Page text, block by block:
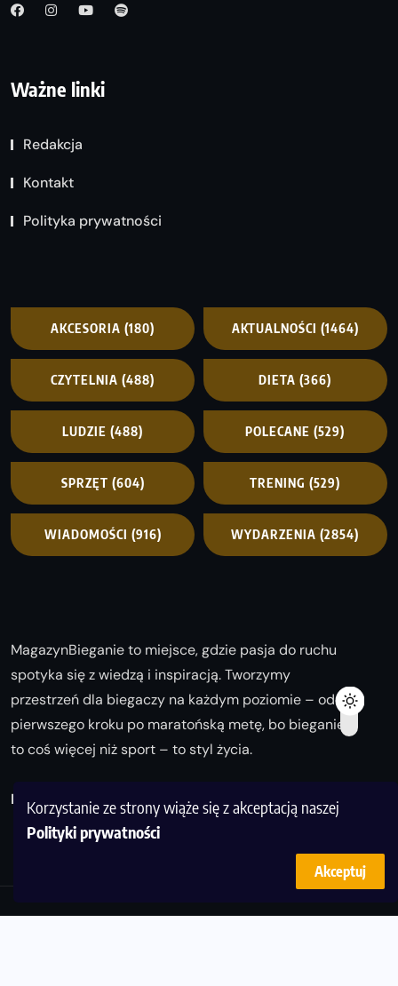
Korzystanie ze strony wiąże się z akceptacją naszej
Polityki prywatności
Akceptuj
Ważne linki
Redakcja
Kontakt
Polityka prywatności
AKCESORIA (180) AKTUALNOŚCI (1464)
CZYTELNIA (488) DIETA (366)
LUDZIE (488) POLECANE (529)
SPRZĘT (604) TRENING (529)
WIADOMOŚCI (916) WYDARZENIA (2854)
MagazynBieganie to miejsce, gdzie pasja do ruchu
spotyka się z wiedzą i inspiracją. Tworzymy
przestrzeń dla biegaczy na każdym poziomie – od
pierwszego kroku po maratońską metę, bo bieganie
to coś więcej niż sport – to styl życia.
Biegaj z nami i odkrywaj swoją najlepszą wersję!